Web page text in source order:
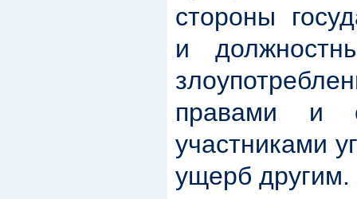
стороны
и
правами и
участниками
ущерб другим.